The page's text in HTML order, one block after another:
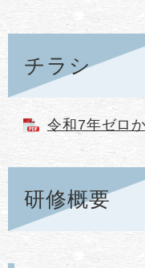
チラシ
令和7年ゼロ
研修概要